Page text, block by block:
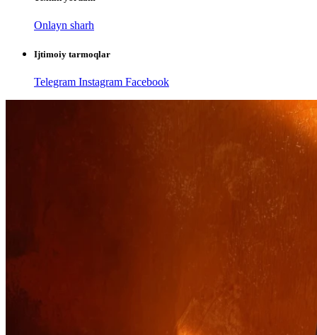
Onlayn sharh
Ijtimoiy tarmoqlar
Telegram Instagram Facebook